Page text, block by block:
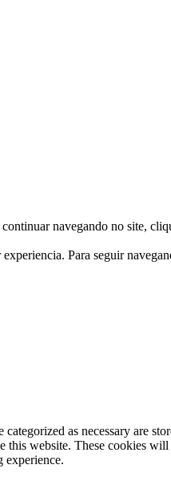
navegando no site,
Para seguir
as necessary are
this website. These cookies
experience.